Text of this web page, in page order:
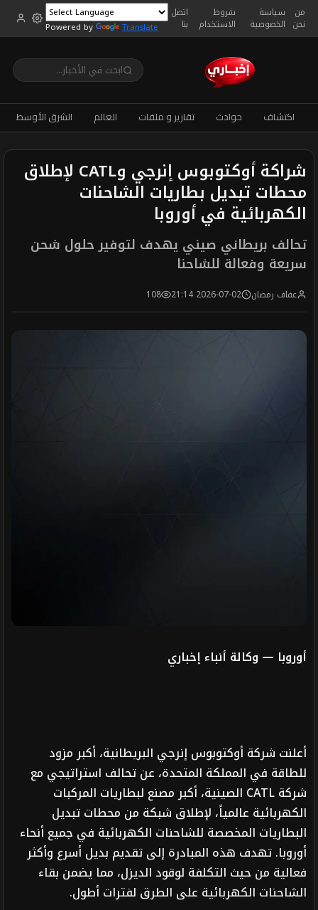
من
نحن
سياسة
الخصوصية
شروط
الاستخدام
اتصل
بنا Powered by Translate
اكتشاف حوادث تقارير و ملفات العالم الشرق الأوسط
شراكة أوكتوبوس إنرجي وCATL لإطلاق
محطات تبديل بطاريات الشاحنات
الكهربائية في أوروبا
تحالف بريطاني صيني يهدف لتوفير حلول شحن
سريعة وفعالة للشاحنا
عفاف رمضان 2026-07-02 21:14
108
أوروبا — وكالة أنباء إخباري
أعلنت شركة أوكتوبوس إنرجي البريطانية، أكبر مزود
للطاقة في المملكة المتحدة، عن تحالف استراتيجي مع
شركة CATL الصينية، أكبر مصنع لبطاريات المركبات
الكهربائية عالمياً، لإطلاق شبكة من محطات تبديل
البطاريات المخصصة للشاحنات الكهربائية في جميع أنحاء
أوروبا. تهدف هذه المبادرة إلى تقديم بديل أسرع وأكثر
فعالية من حيث التكلفة لوقود الديزل، مما يضمن بقاء
الشاحنات الكهربائية على الطرق لفترات أطول.